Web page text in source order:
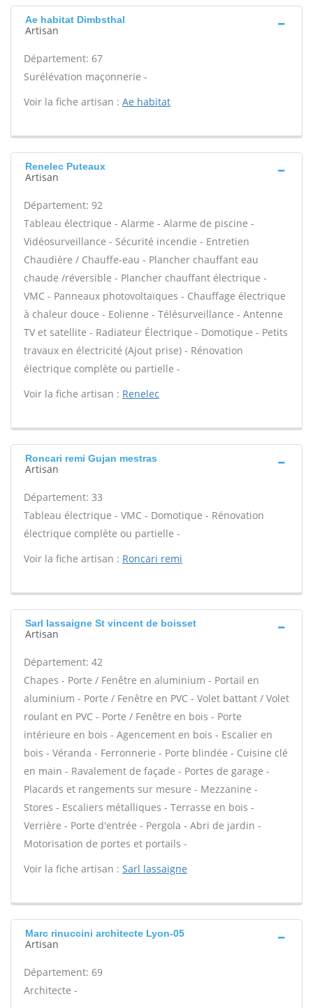
Ae habitat Dimbsthal
Artisan
Département: 67
Surélévation maçonnerie -
Voir la fiche artisan : Ae habitat
Renelec Puteaux
Artisan
Département: 92
Tableau électrique - Alarme - Alarme de piscine -
Vidéosurveillance - Sécurité incendie - Entretien
Chaudière / Chauffe-eau - Plancher chauffant eau
chaude /réversible - Plancher chauffant électrique -
VMC - Panneaux photovoltaïques - Chauffage électrique
à chaleur douce - Eolienne - Télésurveillance - Antenne
TV et satellite - Radiateur Électrique - Domotique - Petits
travaux en électricité (Ajout prise) - Rénovation
électrique complète ou partielle -
Voir la fiche artisan : Renelec
Roncari remi Gujan mestras
Artisan
Département: 33
Tableau électrique - VMC - Domotique - Rénovation
électrique complète ou partielle -
Voir la fiche artisan : Roncari remi
Sarl lassaigne St vincent de boisset
Artisan
Département: 42
Chapes - Porte / Fenêtre en aluminium - Portail en
aluminium - Porte / Fenêtre en PVC - Volet battant / Volet
roulant en PVC - Porte / Fenêtre en bois - Porte
intérieure en bois - Agencement en bois - Escalier en
bois - Véranda - Ferronnerie - Porte blindée - Cuisine clé
en main - Ravalement de façade - Portes de garage -
Placards et rangements sur mesure - Mezzanine -
Stores - Escaliers métalliques - Terrasse en bois -
Verrière - Porte d'entrée - Pergola - Abri de jardin -
Motorisation de portes et portails -
Voir la fiche artisan : Sarl lassaigne
Marc rinuccini architecte Lyon-05
Artisan
Département: 69
Architecte -